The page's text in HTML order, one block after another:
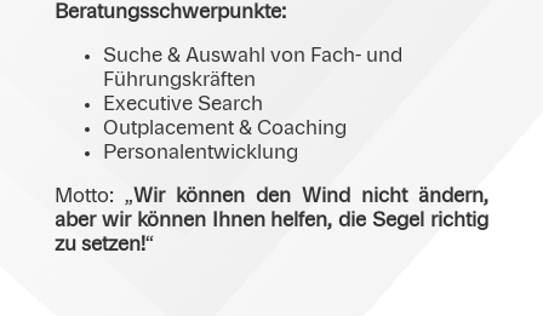
Beratungsschwerpunkte:
Suche & Auswahl von Fach- und
Führungskräften
Executive Search
Outplacement & Coaching
Personalentwicklung
Motto: „Wir können den Wind nicht ändern,
aber wir können Ihnen helfen, die Segel richtig
zu setzen!“